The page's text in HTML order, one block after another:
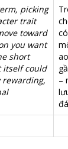
picking
trait
toward
you want
short
itself could
–